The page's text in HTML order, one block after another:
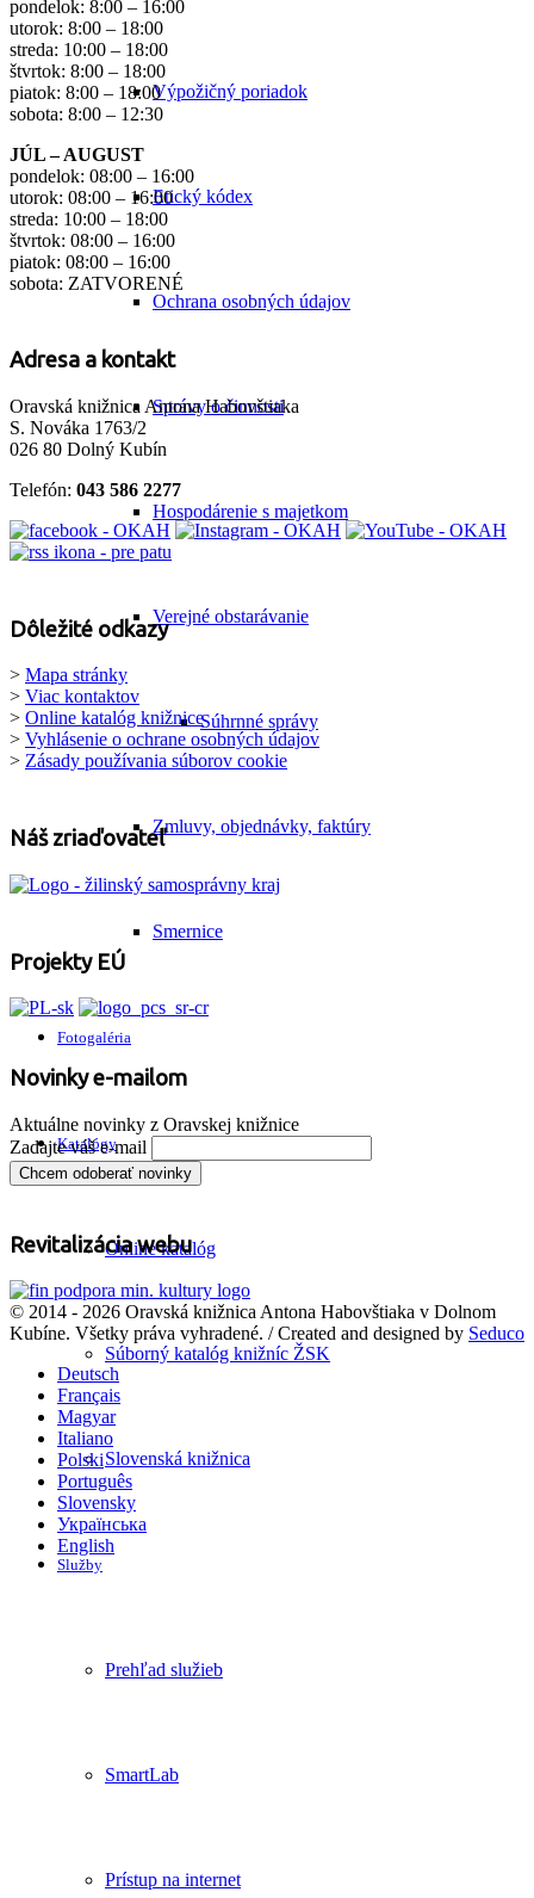
Výpožičný poriadok
Etický kódex
Ochrana osobných údajov
Správy o činnosti
Hospodárenie s majetkom
Verejné obstarávanie
Súhrnné správy
Zmluvy, objednávky, faktúry
Smernice
Fotogaléria
Katalógy
Online katalóg
Súborný katalóg knižníc ŽSK
Slovenská knižnica
Služby
Prehľad služieb
SmartLab
Prístup na internet
pondelok: 8:00 – 16:00
utorok: 8:00 – 18:00
streda: 10:00 – 18:00
štvrtok: 8:00 – 18:00
piatok: 8:00 – 18:00
sobota: 8:00 – 12:30
JÚL – AUGUST
pondelok: 08:00 – 16:00
utorok: 08:00 – 16:00
streda: 10:00 – 18:00
štvrtok: 08:00 – 16:00
piatok: 08:00 – 16:00
sobota: ZATVORENÉ
Adresa a kontakt
Oravská knižnica Antona Habovštiaka
S. Nováka 1763/2
026 80 Dolný Kubín
Telefón: 043 586 2277
Dôležité odkazy
> Mapa stránky
> Viac kontaktov
> Online katalóg knižnice
> Vyhlásenie o ochrane osobných údajov
> Zásady používania súborov cookie
Náš zriaďovateľ
Projekty EÚ
Novinky e-mailom
Aktuálne novinky z Oravskej knižnice
Zadajte váš e-mail
Revitalizácia webu
© 2014 - 2026 Oravská knižnica Antona Habovštiaka v Dolnom
Kubíne. Všetky práva vyhradené. / Created and designed by Seduco
Deutsch
Français
Magyar
Italiano
Polski
Português
Slovensky
Українська
English